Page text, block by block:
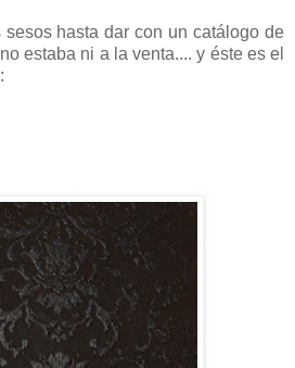
hasta dar con un catálogo de
estaba ni a la venta.... y éste es el